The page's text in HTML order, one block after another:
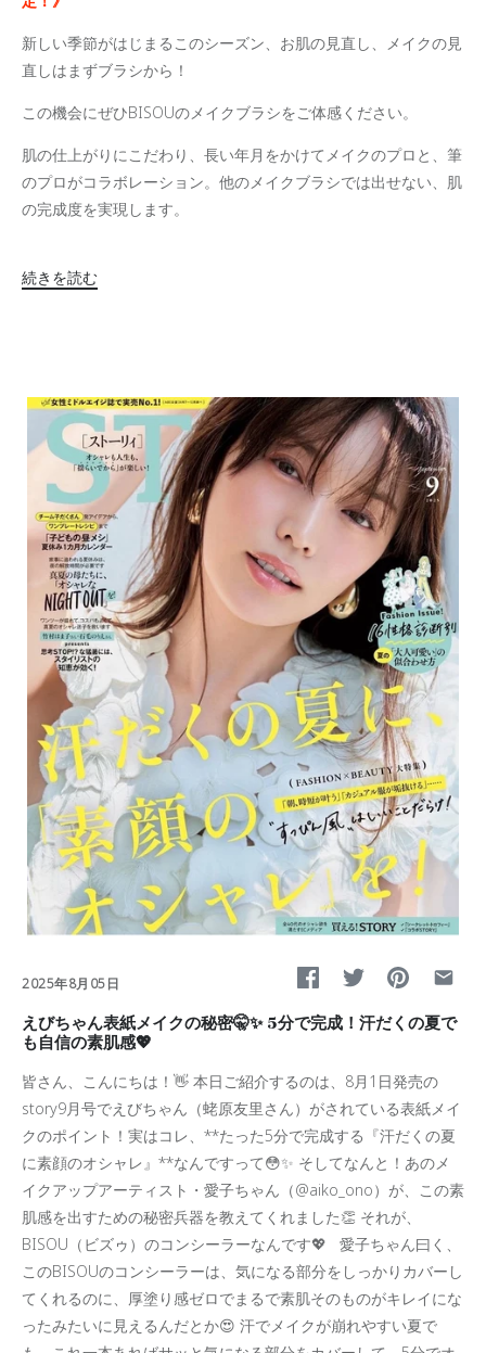
新しい季節がはじまるこのシーズン、お肌の見直し、メイクの見
直しはまずブラシから！
この機会にぜひBISOUのメイクブラシをご体感ください。
肌の仕上がりにこだわり、長い年月をかけてメイクのプロと、筆
のプロがコラボレーション。他のメイクブラシでは出せない、肌
の完成度を実現します。
続きを読む
2025年8月05日
えびちゃん表紙メイクの秘密🤫✨ 5分で完成！汗だくの夏で
も自信の素肌感💖
皆さん、こんにちは！👋 本日ご紹介するのは、8月1日発売の
story9月号でえびちゃん（蛯原友里さん）がされている表紙メイ
クのポイント！実はコレ、**たった5分で完成する『汗だくの夏
に素顔のオシャレ』**なんですって😳✨ そしてなんと！あのメ
イクアップアーティスト・愛子ちゃん（@aiko_ono）が、この素
肌感を出すための秘密兵器を教えてくれました👏 それが、
BISOU（ビズゥ）のコンシーラーなんです💖 愛子ちゃん曰く、
このBISOUのコンシーラーは、気になる部分をしっかりカバーし
てくれるのに、厚塗り感ゼロでまるで素肌そのものがキレイにな
ったみたいに見えるんだとか😍 汗でメイクが崩れやすい夏で